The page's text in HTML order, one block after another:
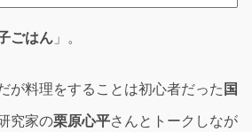
ごはん 」。
が料理をすることは初心者だった 国
究家の栗原心平さんとトークしなが